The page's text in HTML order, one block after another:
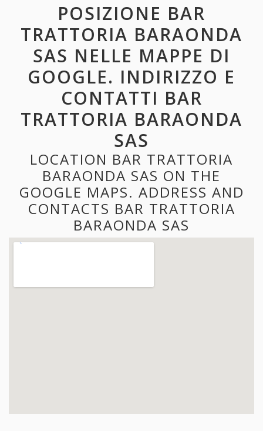
POSIZIONE BAR
TRATTORIA BARAONDA
SAS NELLE MAPPE DI
GOOGLE. INDIRIZZO E
CONTATTI BAR
TRATTORIA BARAONDA
SAS
LOCATION BAR TRATTORIA
BARAONDA SAS ON THE
GOOGLE MAPS. ADDRESS AND
CONTACTS BAR TRATTORIA
BARAONDA SAS